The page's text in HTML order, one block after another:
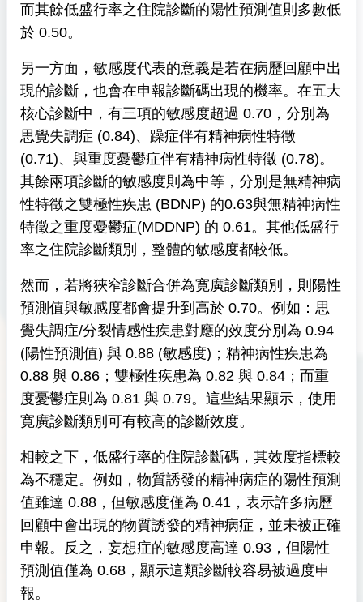
而其餘低盛行率之住院診斷的陽性預測值則多數低
於 0.50。
另一方面，敏感度代表的意義是若在病歷回顧中出
現的診斷，也會在申報診斷碼出現的機率。在五大
核心診斷中，有三項的敏感度超過 0.70，分別為
思覺失調症 (0.84)、躁症伴有精神病性特徵
(0.71)、與重度憂鬱症伴有精神病性特徵 (0.78)。
其餘兩項診斷的敏感度則為中等，分別是無精神病
性特徵之雙極性疾患 (BDNP) 的0.63與無精神病性
特徵之重度憂鬱症(MDDNP) 的 0.61。其他低盛行
率之住院診斷類別，整體的敏感度都較低。
然而，若將狹窄診斷合併為寛廣診斷類別，則陽性
預測值與敏感度都會提升到高於 0.70。例如：思
覺失調症/分裂情感性疾患對應的效度分別為 0.94
(陽性預測值) 與 0.88 (敏感度)；精神病性疾患為
0.88 與 0.86；雙極性疾患為 0.82 與 0.84；而重
度憂鬱症則為 0.81 與 0.79。這些結果顯示，使用
寛廣診斷類別可有較高的診斷效度。
相較之下，低盛行率的住院診斷碼，其效度指標較
為不穩定。例如，物質誘發的精神病症的陽性預測
值雖達 0.88，但敏感度僅為 0.41，表示許多病歷
回顧中會出現的物質誘發的精神病症，並未被正確
申報。反之，妄想症的敏感度高達 0.93，但陽性
預測值僅為 0.68，顯示這類診斷較容易被過度申
報。